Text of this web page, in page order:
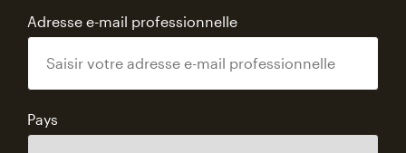
Adresse e-mail professionnelle
Pays